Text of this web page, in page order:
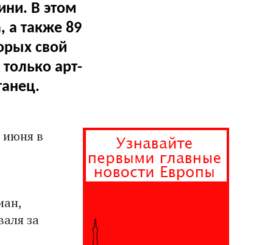
В этом
а также 89
свой
арт-
июня в
за